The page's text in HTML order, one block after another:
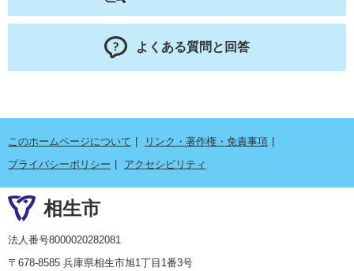
よくある質問と回答
このホームページについて
リンク・著作権・免責事項
プライバシーポリシー
アクセシビリティ
相生市
法人番号8000020282081
〒678-8585 兵庫県相生市旭1丁目1番3号